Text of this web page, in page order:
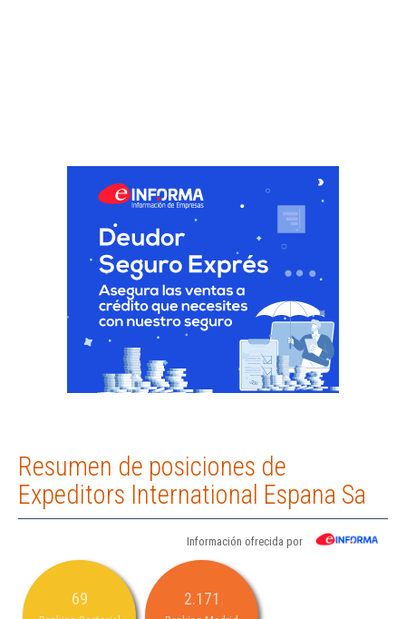
Resumen de posiciones de
Expeditors International Espana Sa
Información ofrecida por
69 2.171